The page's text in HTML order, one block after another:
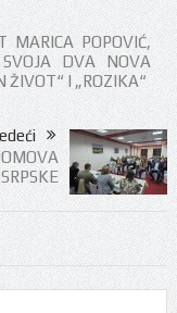
MARICA POPOVIĆ,
DVA NOVA
ŽIVOT“ I „ROZIKA“